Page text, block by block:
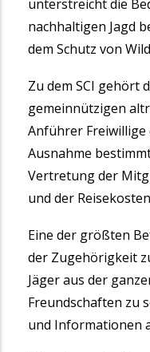
unterstreicht die
nachhaltigen Jagd
dem Schutz von
Zu dem SCI gehört
gemeinnützigen
Anführer Freiwillige
Ausnahme
Vertretung der
und der
Eine der größten
der Zugehörigkeit
Jäger aus der
Freundschaften zu
und Informationen